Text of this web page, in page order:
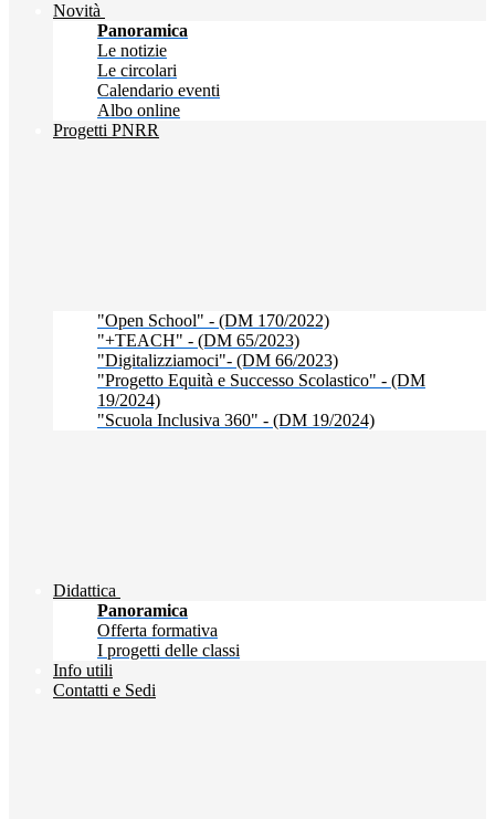
Novità
Panoramica
Le notizie
Le circolari
Calendario eventi
Albo online
Progetti PNRR
"Open School" - (DM 170/2022)
"+TEACH" - (DM 65/2023)
"Digitalizziamoci"- (DM 66/2023)
"Progetto Equità e Successo Scolastico" - (DM
19/2024)
"Scuola Inclusiva 360" - (DM 19/2024)
Didattica
Panoramica
Offerta formativa
I progetti delle classi
Info utili
Contatti e Sedi